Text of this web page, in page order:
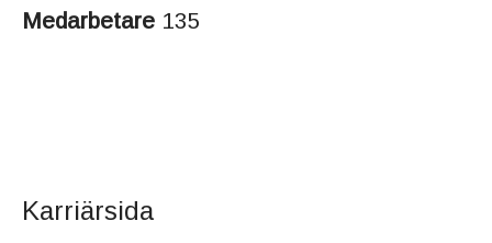
Medarbetare 135
Karriärsida